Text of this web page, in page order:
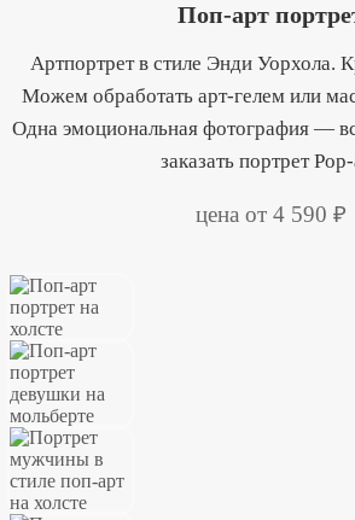
Поп-арт
Артпортрет в стиле Энди Уорхола.
Можем обработать арт-гелем или
Одна эмоциональная фотография —
заказать портрет
цена от 4 590 ₽